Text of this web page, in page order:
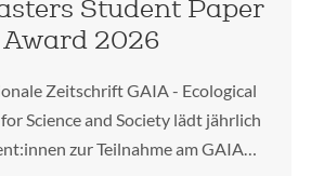
Student Paper
Award 2026
Zeitschrift GAIA - Ecological
Science and Society lädt jährlich
zur Teilnahme am GAIA…